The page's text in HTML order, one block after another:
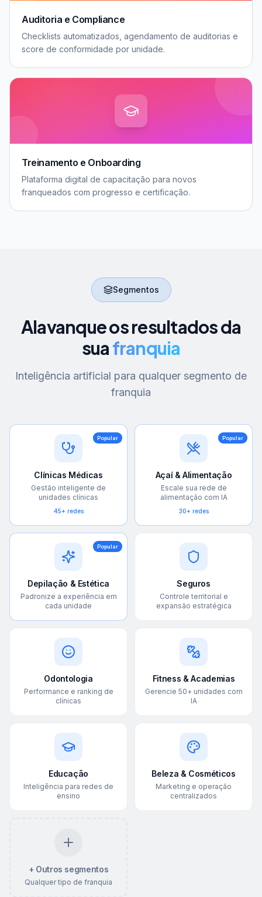
Auditoria e Compliance
Checklists automatizados, agendamento de auditorias e
score de conformidade por unidade.
Treinamento e Onboarding
Plataforma digital de capacitação para novos
franqueados com progresso e certificação.
Segmentos
Alavanque os resultados da
suafranquia
Inteligência artificial para qualquer segmento de
franquia
Popular
Clínicas Médicas
Gestão inteligente de
unidades clínicas
45+ redes
Popular
Açaí & Alimentação
Escale sua rede de
alimentação com IA
30+ redes
Popular
Depilação & Estética
Padronize a experiência em
cada unidade
Seguros
Controle territorial e
expansão estratégica
Odontologia
Performance e ranking de
clínicas
Fitness & Academias
Gerencie 50+ unidades com
IA
Educação
Inteligência para redes de
ensino
Beleza & Cosméticos
Marketing e operação
centralizados
+ Outros segmentos
Qualquer tipo de franquia